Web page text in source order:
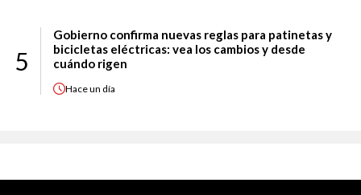
5
Gobierno confirma nuevas reglas para patinetas y
bicicletas eléctricas: vea los cambios y desde
cuándo rigen
Haceun día